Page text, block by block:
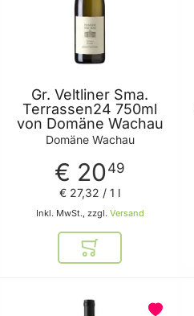
Gr. Veltliner Sma.
Terrassen24 750ml
von Domäne Wachau
Domäne Wachau
€ 2049
Inkl. MwSt., zzgl. Versand
€ 27,32 / 1 l
In den Warenkorb